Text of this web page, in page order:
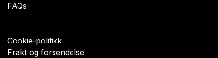
FAQs
Cookie-politikk
Frakt og forsendelse